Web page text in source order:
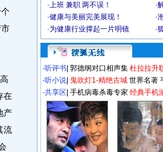
在
产
流
·上班 兼职 两不误！ ·
·健康与美丽完美展现！ ·
·为健康行业撑起一片明镜 ·
·听评书 郭德纲对口相声集 杜拉拉升
·听小说 鬼吹灯1-精绝古城 世界名著
·共享区 手机病毒杀毒专家 经典手机